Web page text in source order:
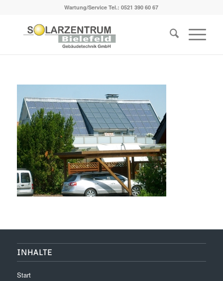
Wartung/Service Tel.:0521 390 60 67
INHALTE
Start